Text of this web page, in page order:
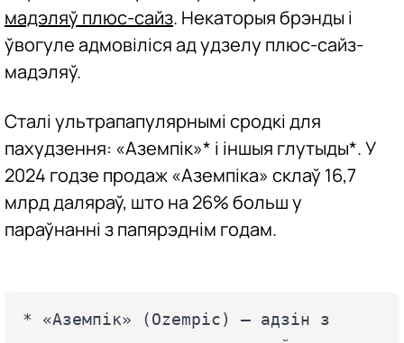
мадэляў плюс-сайз. Некаторыя брэнды і
ўвогуле адмовіліся ад удзелу плюс-сайз-
мадэляў.
Сталі ультрапапулярнымі сродкі для
пахудзення: «Аземпік»* і іншыя глутыды*. У
2024 годзе продаж «Аземпіка» склаў 16,7
млрд даляраў, што на 26% больш у
параўнанні з папярэднім годам.
* «Аземпік» (Ozempic) — адзін з